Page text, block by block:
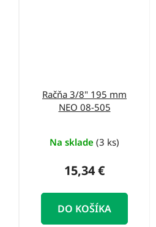
Račňa 3/8" 195 mm
NEO 08-505
Na sklade (3 ks)
15,34 €
DO KOŠÍKA